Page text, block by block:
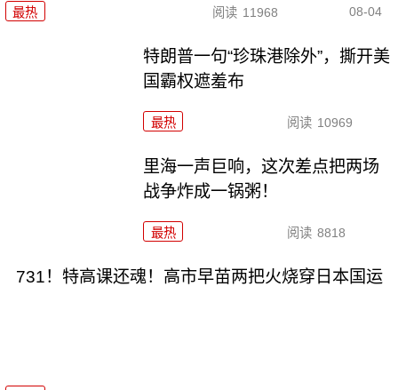
最热 阅读 11968 08-04
特朗普一句“珍珠港除外”，撕开美
国霸权遮羞布
最热 阅读 10969
里海一声巨响，这次差点把两场
战争炸成一锅粥！
最热 阅读 8818
731！特高课还魂！高市早苗两把火烧穿日本国运